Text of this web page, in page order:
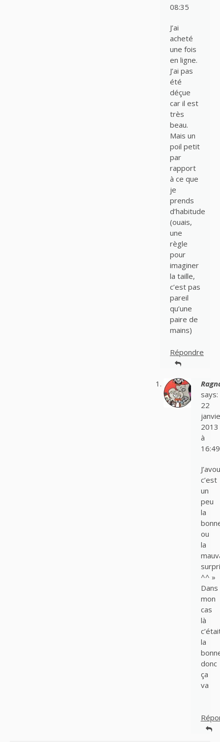
08:35
J’ai
acheté
une fois
en ligne.
J’ai pas
été
déçue
car il est
très
beau.
Mais un
poil petit
par
rapport
à ce que
je
prends
d’habitude
(ouais,
une
règle
pour
imaginer
la taille,
c’est pas
pareil
qu’une
paire de
mains)
Répondre
says:
22
2013
à
16:49
c’est
un
peu
la
ou
la
^^ »
Dans
mon
cas
là
la
donc
ça
va